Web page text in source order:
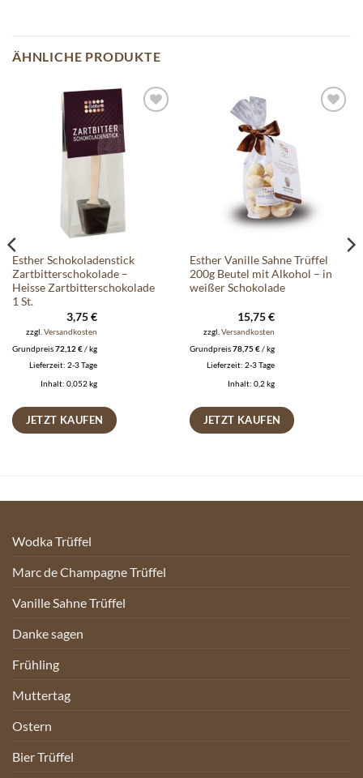
ÄHNLICHE PRODUKTE
Wunschliste
Esther Schokoladenstick
Zartbitterschokolade –
Heisse Zartbitterschokolade
1 St.
3,75€
zzgl. Versandkosten
Grundpreis72,12€/kg
Lieferzeit: 2-3 Tage
Inhalt: 0,052 kg
JETZT KAUFEN
Esther Vanille Sahne Trüffel
200g Beutel mit Alkohol – in
weißer Schokolade
15,75€
zzgl. Versandkosten
Grundpreis78,75€/kg
Lieferzeit: 2-3 Tage
Inhalt: 0,2 kg
JETZT KAUFEN
Wodka Trüffel
Marc de Champagne Trüffel
Vanille Sahne Trüffel
Danke sagen
Frühling
Muttertag
Ostern
Bier Trüffel